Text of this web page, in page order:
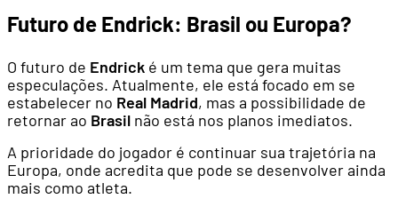
Futuro de Endrick: Brasil ou Europa?
O futuro de Endrick é um tema que gera muitas
especulações. Atualmente, ele está focado em se
estabelecer no Real Madrid, mas a possibilidade de
retornar ao Brasil não está nos planos imediatos.
A prioridade do jogador é continuar sua trajetória na
Europa, onde acredita que pode se desenvolver ainda
mais como atleta.